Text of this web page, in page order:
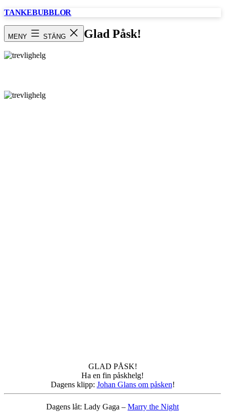
Hoppa
TANKEBUBBLOR
MENY STÄNG Glad Påsk!
GLAD PÅSK!
Ha en fin påskhelg!
Dagens klipp: Johan Glans om påsken!
Dagens låt: Lady Gaga – Marry the Night